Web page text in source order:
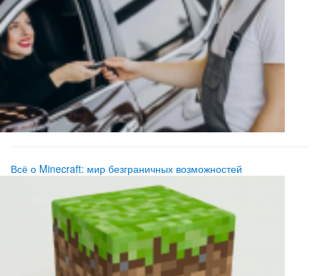
Всё о Minecraft: мир безграничных возможностей